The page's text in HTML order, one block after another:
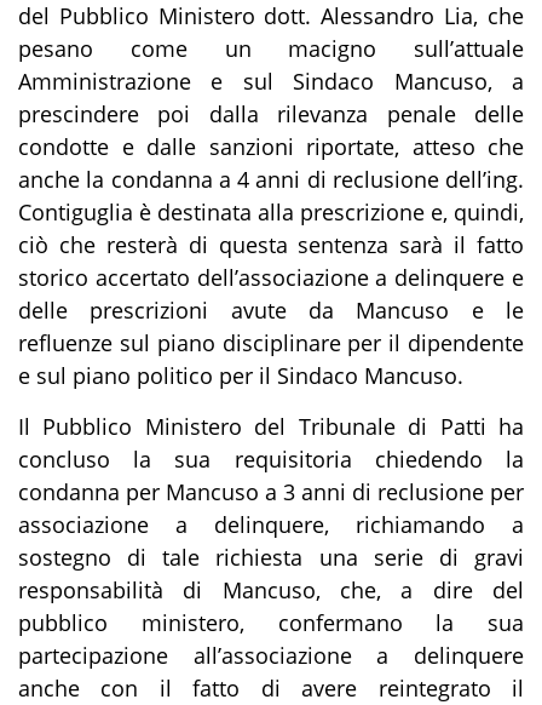
del Pubblico Ministero dott. Alessandro Lia, che
pesano come un macigno sull’attuale
Amministrazione e sul Sindaco Mancuso, a
prescindere poi dalla rilevanza penale delle
condotte e dalle sanzioni riportate, atteso che
anche la condanna a 4 anni di reclusione dell’ing.
Contiguglia è destinata alla prescrizione e, quindi,
ciò che resterà di questa sentenza sarà il fatto
storico accertato dell’associazione a delinquere e
delle prescrizioni avute da Mancuso e le
refluenze sul piano disciplinare per il dipendente
e sul piano politico per il Sindaco Mancuso.
Il Pubblico Ministero del Tribunale di Patti ha
concluso la sua requisitoria chiedendo la
condanna per Mancuso a 3 anni di reclusione per
associazione a delinquere, richiamando a
sostegno di tale richiesta una serie di gravi
responsabilità di Mancuso, che, a dire del
pubblico ministero, confermano la sua
partecipazione all’associazione a delinquere
anche con il fatto di avere reintegrato il